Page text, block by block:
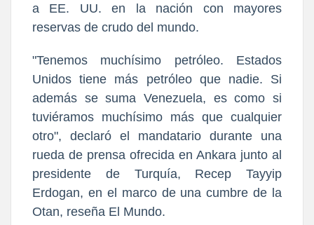
a EE. UU. en la nación con mayores
reservas de crudo del mundo.
"Tenemos muchísimo petróleo. Estados
Unidos tiene más petróleo que nadie. Si
además se suma Venezuela, es como si
tuviéramos muchísimo más que cualquier
otro", declaró el mandatario durante una
rueda de prensa ofrecida en Ankara junto al
presidente de Turquía, Recep Tayyip
Erdogan, en el marco de una cumbre de la
Otan, reseña El Mundo.